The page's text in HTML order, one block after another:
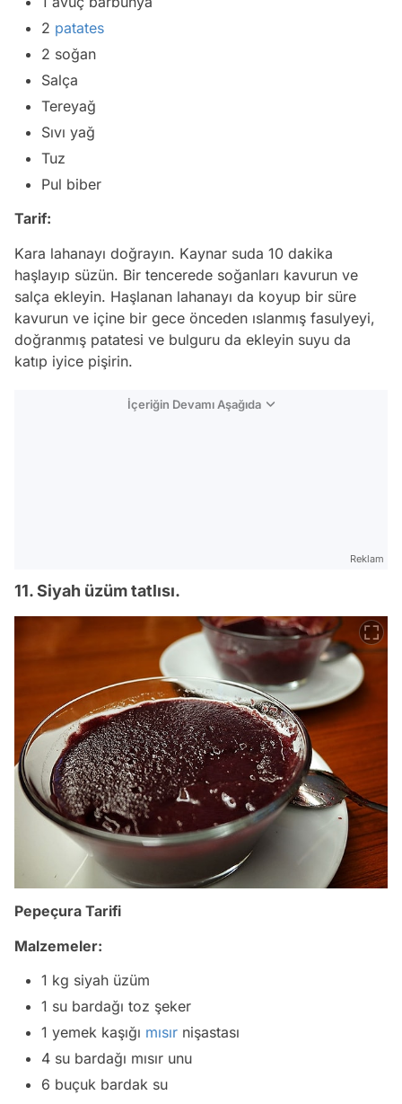
2 patates
2 soğan
Salça
Tereyağ
Sıvı yağ
Tuz
Pul biber
Tarif:
Kara lahanayı doğrayın. Kaynar suda 10 dakika
haşlayıp süzün. Bir tencerede soğanları kavurun ve
salça ekleyin. Haşlanan lahanayı da koyup bir süre
kavurun ve içine bir gece önceden ıslanmış fasulyeyi,
doğranmış patatesi ve bulguru da ekleyin suyu da
katıp iyice pişirin.
İçeriğin Devamı Aşağıda
Reklam
11. Siyah üzüm tatlısı.
Pepeçura Tarifi
Malzemeler:
1 kg siyah üzüm
1 su bardağı toz şeker
1 yemek kaşığı mısır nişastası
4 su bardağı mısır unu
6 buçuk bardak su